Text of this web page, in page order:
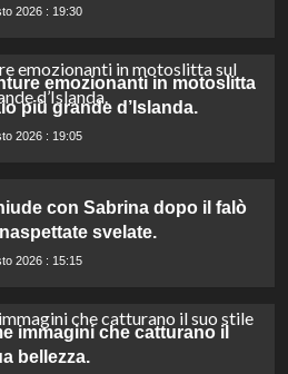
2026 : 19:30
emozionanti in motoslitta
più grande d’Islanda.
2026 : 19:05
con Sabrina dopo il falò
svelate.
2026 : 15:15
immagini che catturano il
bellezza.